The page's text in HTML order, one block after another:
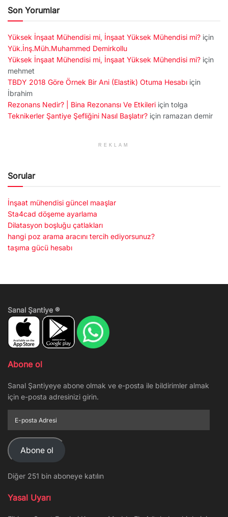
Son Yorumlar
Yüksek İnşaat Mühendisi mi, İnşaat Yüksek Mühendisi mi? için
Yük.İnş.Müh.Muhammed Demirkollu
Yüksek İnşaat Mühendisi mi, İnşaat Yüksek Mühendisi mi? için
mehmet
TBDY 2018 Göre Örnek Bir Ani (Elastik) Otuma Hesabı için
İbrahim
Rezonans Nedir? | Bina Rezonansı Ve Etkileri için tolga
Teknikerler Şantiye Şefliğini Nasıl Başlatır? için ramazan demir
REKLAM
Sorular
İnşaat mühendisi güncel maaşlar
Sta4cad döşeme ayarlama
Dilatasyon boşluğu çatlakları
hangi poz arama aracını tercih ediyorsunuz?
taşıma gücü hesabı
Sanal Şantiye ®
Abone ol
Sanal Şantiyeye abone olmak ve e-posta ile bildirimler almak
için e-posta adresinizi girin.
posta
Adresi
Abone ol
Diğer 251 bin aboneye katılın
Yasal Uyarı